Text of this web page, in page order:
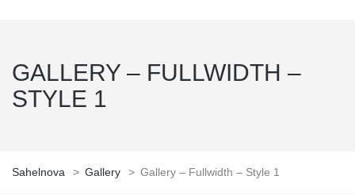
GALLERY – FULLWIDTH –
STYLE 1
Sahelnova > Gallery > Gallery – Fullwidth – Style 1